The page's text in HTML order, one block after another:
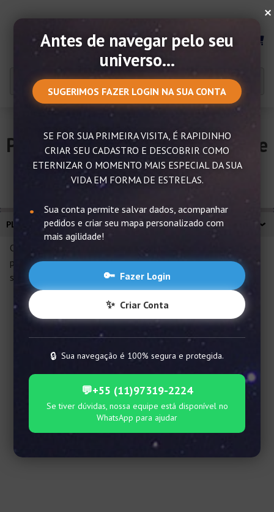
Planeta Urano – Curiosidades e
características
O planeta Urano é um dos Gigantes Gasosos, o sétimo
planeta mais distante do Sol e também o terceiro maior do
sistema solar.
PLANETA URANO – CURIOSIDADES E CARACTERÍSTICAS
×
Antes de navegar pelo seu
universo...
SUGERIMOS FAZER LOGIN NA SUA CONTA
SE FOR SUA PRIMEIRA VISITA, É RAPIDINHO
CRIAR SEU CADASTRO E DESCOBRIR COMO
ETERNIZAR O MOMENTO MAIS ESPECIAL DA SUA
VIDA EM FORMA DE ESTRELAS.
Sua conta permite salvar dados, acompanhar
pedidos e criar seu mapa personalizado com
mais agilidade!
🔑 Fazer Login
✨ Criar Conta
🔒 Sua navegação é 100% segura e protegida.
💬+55 (11)97319-2224
Se tiver dúvidas, nossa equipe está disponível no
WhatsApp para ajudar